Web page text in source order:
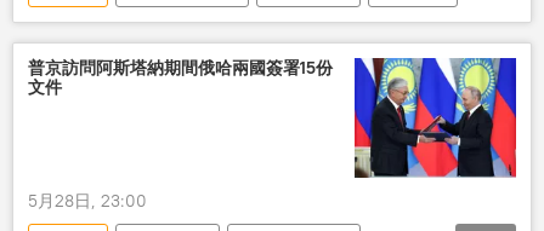
普京訪問阿斯塔納期間俄哈兩國簽署15份
文件
5月28日, 23:00